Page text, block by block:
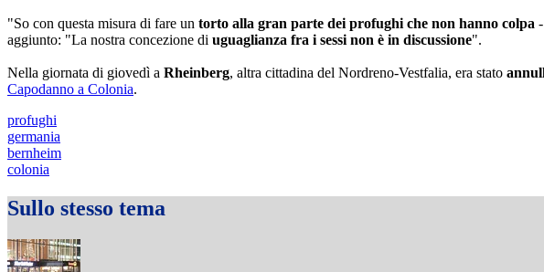
"So con questa misura di fare un torto alla gran parte dei profughi che non hanno colpa
aggiunto: "La nostra concezione di uguaglianza fra i sessi non è in discussione".
Nella giornata di giovedì a Rheinberg, altra cittadina del Nordreno-Vestfalia, era stato
Capodanno a Colonia.
profughi
germania
bernheim
colonia
Sullo stesso tema